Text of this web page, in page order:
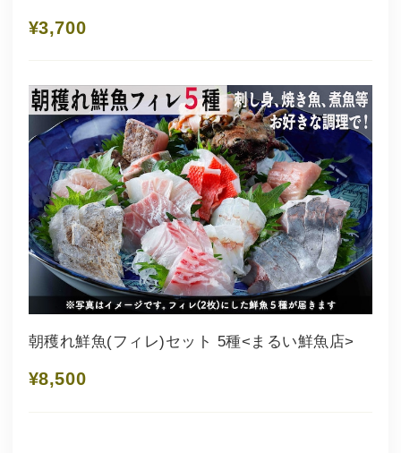
¥3,700
朝穫れ鮮魚(フィレ)セット 5種<まるい鮮魚店>
¥8,500